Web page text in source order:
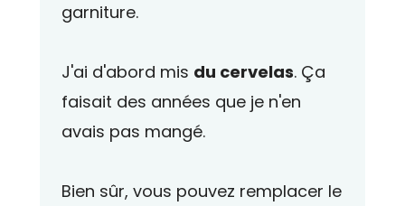
garniture.
J'ai d'abord mis du cervelas. Ça
faisait des années que je n'en
avais pas mangé.
Bien sûr, vous pouvez remplacer le